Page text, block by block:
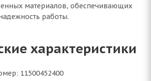
материалов, обеспечивающих
работы.
характеристики
11500452400